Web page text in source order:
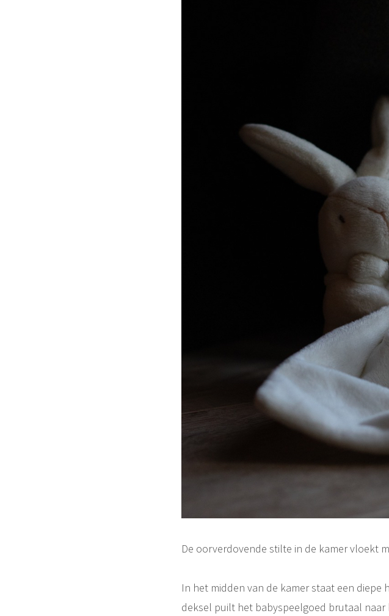
De oorverdovende stilte in de kamer vloekt
In het midden van de kamer staat een
deksel puilt het babyspeelgoed brutaal